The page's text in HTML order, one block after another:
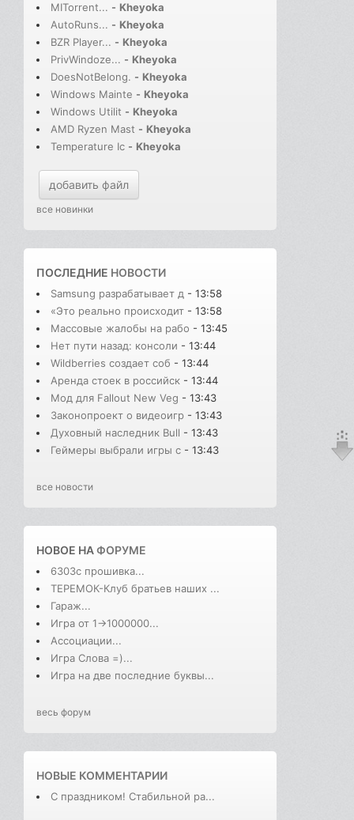
MITorrent... - Kheyoka
AutoRuns... - Kheyoka
BZR Player... - Kheyoka
PrivWindoze... - Kheyoka
DoesNotBelong. - Kheyoka
Windows Mainte - Kheyoka
Windows Utilit - Kheyoka
AMD Ryzen Mast - Kheyoka
Temperature Ic - Kheyoka
добавить файл
все новинки
ПОСЛЕДНИЕ НОВОСТИ
Samsung разрабатывает д - 13:58
«Это реально происходит - 13:58
Массовые жалобы на рабо - 13:45
Нет пути назад: консоли - 13:44
Wildberries создает соб - 13:44
Аренда стоек в российск - 13:44
Мод для Fallout New Veg - 13:43
Законопроект о видеоигр - 13:43
Духовный наследник Bull - 13:43
Геймеры выбрали игры с - 13:43
все новости
НОВОЕ НАФОРУМЕ
6303с прошивка...
ТЕРЕМОК-Клуб братьев наших ...
Гараж...
Игра от 1->1000000...
Ассоциации...
Игра Слова =)...
Игра на две последние буквы...
весь форум
НОВЫЕ КОММЕНТАРИИ
С праздником! Стабильной ра...